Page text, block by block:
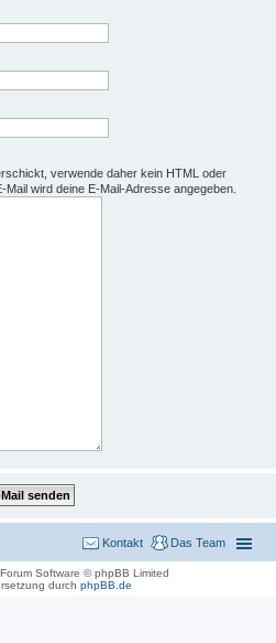
verwende daher kein HTML oder
wird deine E-Mail-Adresse angegeben.
Das Team
Kontakt
Software © phpBB Limited
durch phpBB.de